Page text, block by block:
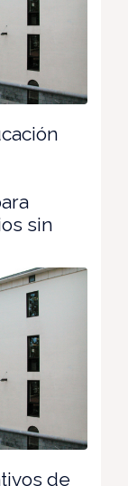
sin
de